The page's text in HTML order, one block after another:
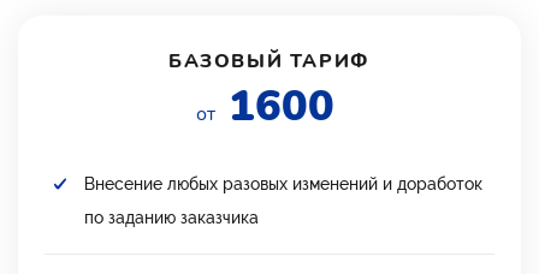
БАЗОВЫЙ ТАРИФ
от 1600
Внесение любых разовых изменений и доработок
по заданию заказчика